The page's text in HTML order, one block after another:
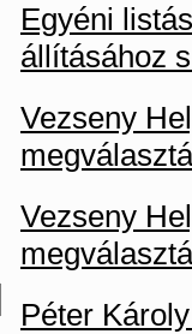
Egyéni
állításához
Vezseny
Vezseny
Péter